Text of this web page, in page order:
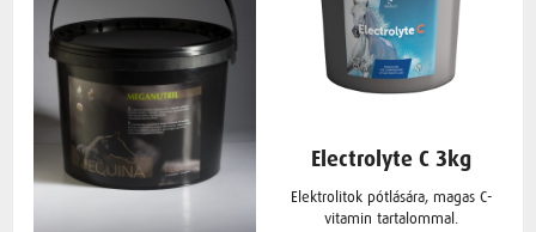
Electrolyte C 3kg
Elektrolitok pótlására, magas C-
vitamin tartalommal.